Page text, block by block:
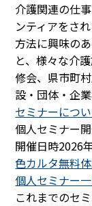
介護関連の仕
ンティアをさ
方法に興味の
と、様々な介
修会、県市町
設・団体・企
セミナーにつ
個人セミナー
開催日時2026
色カルタ無料
個人セミナー
これまでのセ